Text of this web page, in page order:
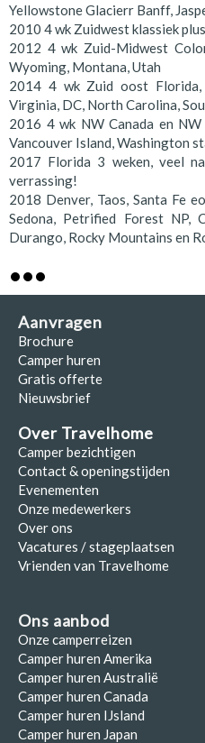
Yellowstone Glacierr Banff,
2010 4 wk Zuidwest klassiek
2012 4 wk Zuid-Midwest
Wyoming, Montana, Utah
2014 4 wk Zuid oost Florida,
Virginia, DC, North Carolina,
2016 4 wk NW Canada en
Vancouver Island, Washington
2017 Florida 3 weken, veel
verrassing!
2018 Denver, Taos, Santa Fe
Sedona, Petrified Forest NP,
Durango, Rocky Mountains en
Aanvragen
Brochure
Camper huren
Gratis offerte
Nieuwsbrief
Over Travelhome
Camper bezichtigen
Contact & openingstijden
Evenementen
Onze medewerkers
Over ons
Vacatures / stageplaatsen
Vrienden van Travelhome
Ons aanbod
Onze camperreizen
Camper huren Amerika
Camper huren Australië
Camper huren Canada
Camper huren IJsland
Camper huren Japan